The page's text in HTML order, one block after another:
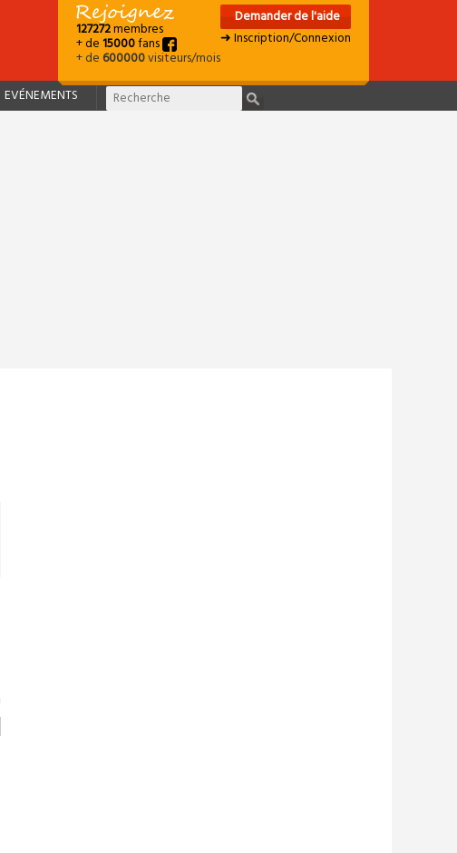
127272membres
+ de15000fans
+ de600000visiteurs/mois
Demander de l'aide
➜ Inscription/Connexion
EVÉNEMENTS